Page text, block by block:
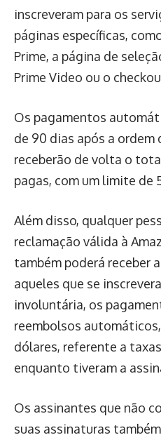
inscreveram para os
páginas específicas,
Prime, a página de
Prime Video ou o
Os pagamentos
de 90 dias após a ordem
receberão de volta o
pagas, com um limite de
Além disso, qualquer
reclamação válida à
também poderá receber
aqueles que se
involuntária, os
reembolsos
dólares, referente a
enquanto tiveram a
Os assinantes que não
suas assinaturas